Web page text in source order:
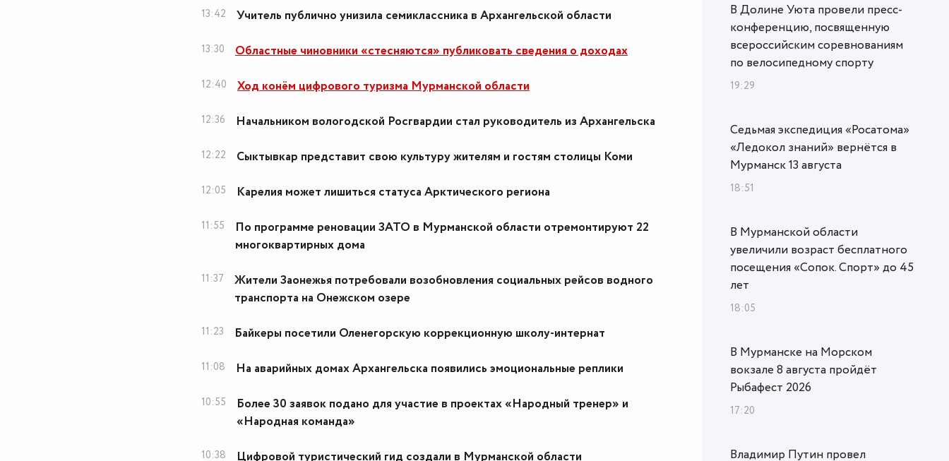
13:42 Учитель публично унизила семиклассника в Архангельской области
13:30 Областные чиновники «стесняются» публиковать сведения о доходах
12:40 Ход конём цифрового туризма Мурманской области
12:36 Начальником вологодской Росгвардии стал руководитель из Архангельска
12:22 Сыктывкар представит свою культуру жителям и гостям столицы Коми
12:05 Карелия может лишиться статуса Арктического региона
11:55
По программе реновации ЗАТО в Мурманской области отремонтируют 22
многоквартирных дома
11:37
Жители Заонежья потребовали возобновления социальных рейсов водного
транспорта на Онежском озере
11:23 Байкеры посетили Оленегорскую коррекционную школу-интернат
11:08 На аварийных домах Архангельска появились эмоциональные реплики
10:55
Более 30 заявок подано для участие в проектах «Народный тренер» и
«Народная команда»
10:38 Цифровой туристический гид создали в Мурманской области
В Долине Уюта провели пресс-
конференцию, посвященную
всероссийским соревнованиям
по велосипедному спорту
19:29
Седьмая экспедиция «Росатома»
«Ледокол знаний» вернётся в
Мурманск 13 августа
18:51
В Мурманской области
увеличили возраст бесплатного
посещения «Сопок. Спорт» до 45
лет
18:05
В Мурманске на Морском
вокзале 8 августа пройдёт
Рыбафест 2026
17:20
Владимир Путин провел